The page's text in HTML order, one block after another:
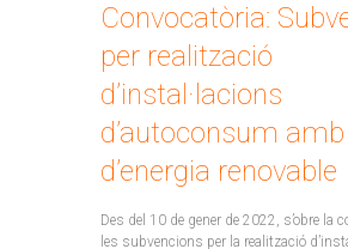
Convocatòria:
per realització
d’instal·lacions
d’autoconsum
d’energia renovable
Des del 10 de gener de 2022, s’obre la
les subvencions per la realització